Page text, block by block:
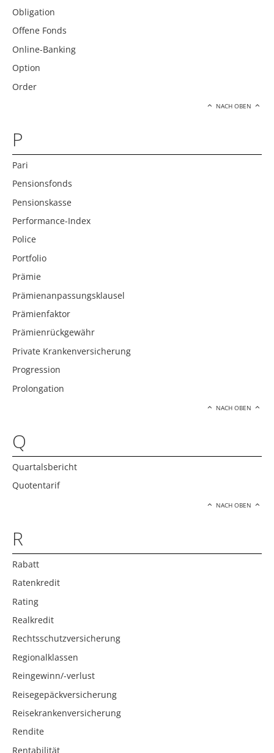
Obligation
Offene Fonds
Online-Banking
Option
Order
NACH OBEN
P
Pari
Pensionsfonds
Pensionskasse
Performance-Index
Police
Portfolio
Prämie
Prämienanpassungsklausel
Prämienfaktor
Prämienrückgewähr
Private Krankenversicherung
Progression
Prolongation
NACH OBEN
Q
Quartalsbericht
Quotentarif
NACH OBEN
R
Rabatt
Ratenkredit
Rating
Realkredit
Rechtsschutzversicherung
Regionalklassen
Reingewinn/-verlust
Reisegepäckversicherung
Reisekrankenversicherung
Rendite
Rentabilität